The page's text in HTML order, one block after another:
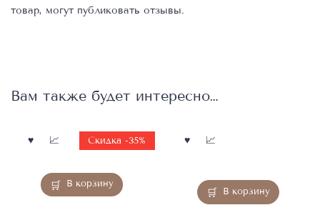
товар, могут публиковать отзывы.
Вам также будет интересно…
В корзину
Скидка -35%
В корзину